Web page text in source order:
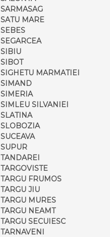
SARMASAG
SATU MARE
SEBES
SEGARCEA
SIBIU
SIBOT
SIGHETU MARMATIEI
SIMAND
SIMERIA
SIMLEU SILVANIEI
SLATINA
SLOBOZIA
SUCEAVA
SUPUR
TANDAREI
TARGOVISTE
TARGU FRUMOS
TARGU JIU
TARGU MURES
TARGU NEAMT
TARGU SECUIESC
TARNAVENI